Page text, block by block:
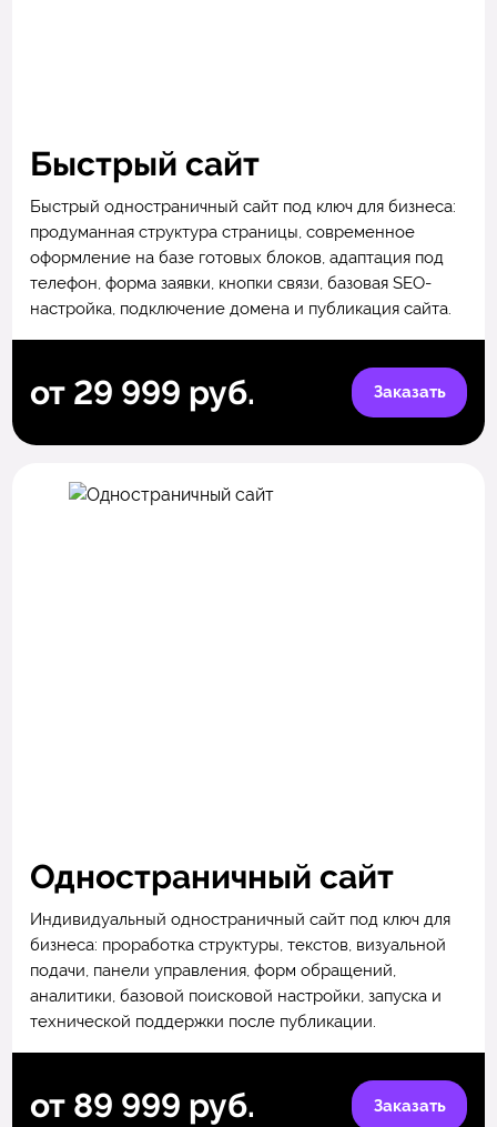
Быстрый сайт
Быстрый одностраничный сайт под ключ для бизнеса:
продуманная структура страницы, современное
оформление на базе готовых блоков, адаптация под
телефон, форма заявки, кнопки связи, базовая SEO-
настройка, подключение домена и публикация сайта.
от 29 999 руб. Заказать
Одностраничный сайт
Индивидуальный одностраничный сайт под ключ для
бизнеса: проработка структуры, текстов, визуальной
подачи, панели управления, форм обращений,
аналитики, базовой поисковой настройки, запуска и
технической поддержки после публикации.
от 89 999 руб. Заказать